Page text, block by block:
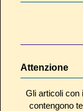
Attenzione
Gli articoli con
contengono